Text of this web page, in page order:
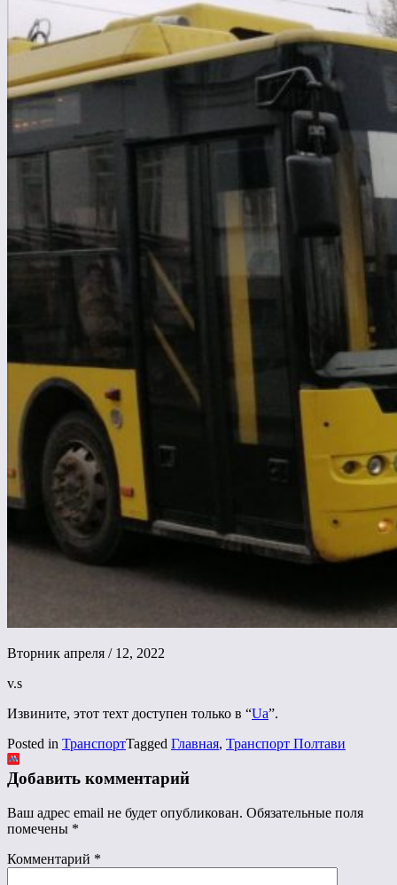
Вторник апреля / 12, 2022
v.s
Извините, этот техт доступен только в “Ua”.
Posted in ТранспортTagged Главная, Транспорт Полтави
Добавить комментарий
Ваш адрес email не будет опубликован. Обязательные поля
помечены *
Комментарий *